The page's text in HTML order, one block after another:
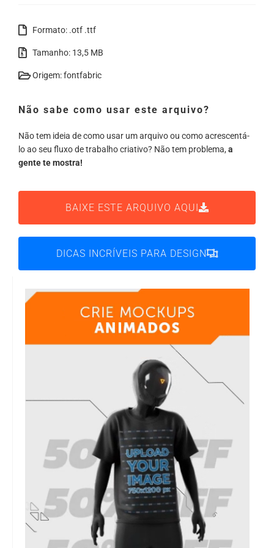
Formato: .otf .ttf
Tamanho: 13,5 MB
Origem: fontfabric
Não sabe como usar este arquivo?
Não tem ideia de como usar um arquivo ou como acrescentá-
lo ao seu fluxo de trabalho criativo? Não tem problema, a
gente te mostra!
BAIXE ESTE ARQUIVO AQUI
DICAS INCRÍVEIS PARA DESIGN